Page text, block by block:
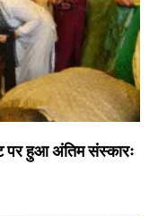
पर हुआ अंतिम संस्कारः